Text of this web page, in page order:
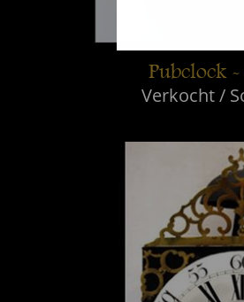
Pubclock
Verkocht /